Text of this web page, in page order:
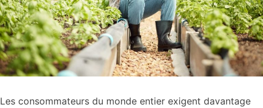
Les consommateurs du monde entier exigent davantage